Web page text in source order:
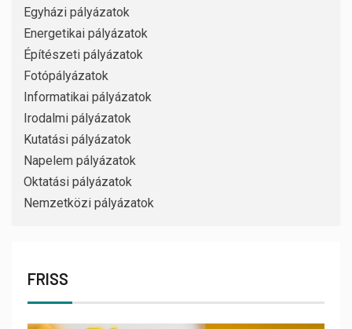
Egyházi pályázatok
Energetikai pályázatok
Építészeti pályázatok
Fotópályázatok
Informatikai pályázatok
Irodalmi pályázatok
Kutatási pályázatok
Napelem pályázatok
Oktatási pályázatok
Nemzetközi pályázatok
FRISS